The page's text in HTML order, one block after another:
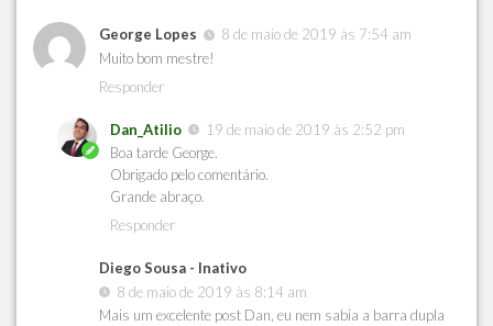
George Lopes
8 de maio de 2019 às 7:54 am
Muito bom mestre!
Responder
Dan_Atilio
19 de maio de 2019 às 2:52 pm
Boa tarde George.
Obrigado pelo comentário.
Grande abraço.
Responder
Diego Sousa - Inativo
8 de maio de 2019 às 8:14 am
Mais um excelente post Dan, eu nem sabia a barra dupla